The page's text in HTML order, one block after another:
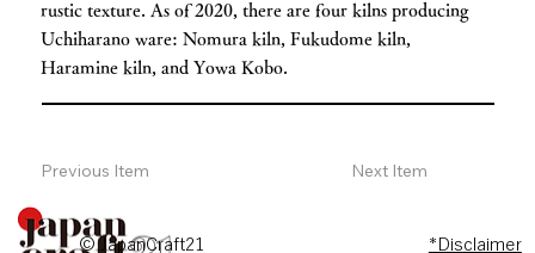
rustic texture. As of 2020, there are four kilns producing
Uchiharano ware: Nomura kiln, Fukudome kiln,
Haramine kiln, and Yowa Kobo.
Previous Item Next Item
© JapanCraft21 *Disclaimer